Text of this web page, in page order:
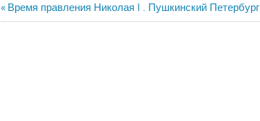
Навигация
Previous
Post:
Время правления Николая I . Пушкинский Петербург